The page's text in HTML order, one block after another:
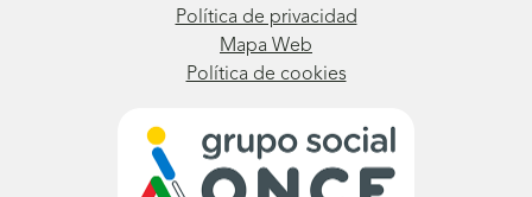
Política de privacidad
Mapa Web
Política de cookies